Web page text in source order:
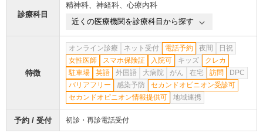
診療科目
精神科、 神経科、 心療内科
近くの医療機関を診療科目から探す
特徴
オンライン診療 ネット受付 電話予約 夜間
日祝
女性医師
スマホ保険証 入院可 キッズ
クレカ
駐車場
英語 外国語 大病院 がん 在宅 訪問
DPC
バリアフリー
感染予防
セカンドオピニオン受診可
セカンドオピニオン情報提供可
地域連携
予約 / 受付 初診・再診電話受付